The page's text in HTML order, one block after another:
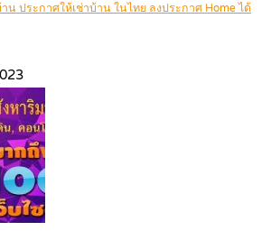
น ประกาศให้เช่าบ้าน ในไทย ลงประกาศ Home ได้